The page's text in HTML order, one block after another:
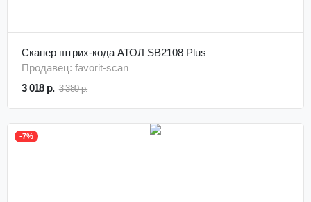
Сканер штрих-кода АТОЛ SB2108 Plus
Продавец: favorit-scan
3 018 р. 3 380 р.
-7%